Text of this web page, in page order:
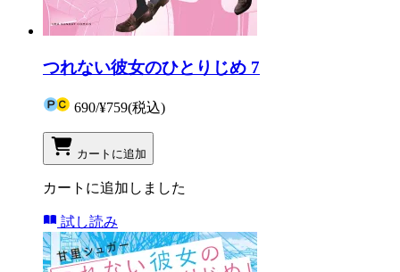
つれない彼女のひとりじめ 7
690/¥759(税込)
カートに追加
カートに追加しました
試し読み